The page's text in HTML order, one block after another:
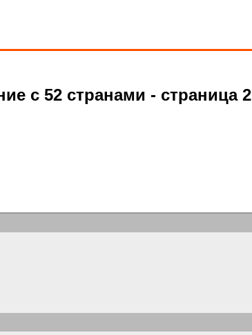
с 52 странами - страница 2